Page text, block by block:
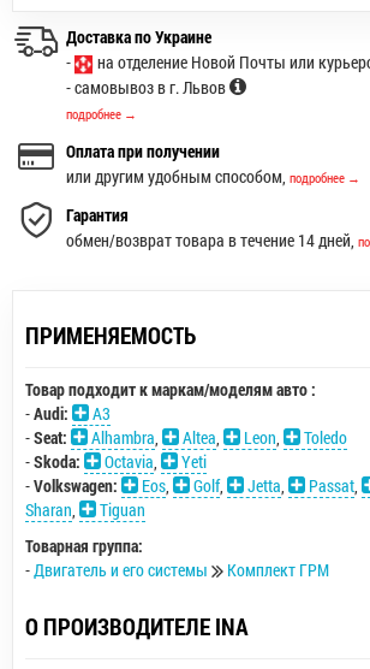
Доставка по Украине
-
на отделение Новой Почты или
- самовывоз в г. Львов
подробнее →
Оплата при получении
или другим удобным способом, подробнее →
Гарантия
обмен/возврат товара в течение 14 дней,
ПРИМЕНЯЕМОСТЬ
Товар подходит к маркам/моделям авто :
-Audi:
A3
-Seat: Alhambra, Altea, Leon,
Toledo
-Skoda: Octavia,
Yeti
-Volkswagen: Eos, Golf, Jetta, Passat,
Sharan,
Tiguan
Товарная группа:
-Двигатель и его системы Комплект ГРМ
О ПРОИЗВОДИТЕЛЕ INA